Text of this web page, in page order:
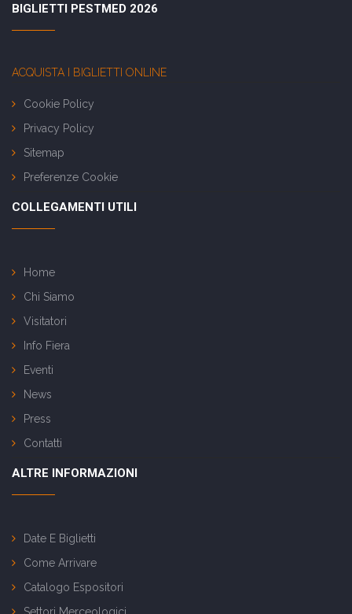
BIGLIETTI PESTMED 2026
ACQUISTA I BIGLIETTI ONLINE
Cookie Policy
Privacy Policy
Sitemap
Preferenze Cookie
COLLEGAMENTI UTILI
Home
Chi Siamo
Visitatori
Info Fiera
Eventi
News
Press
Contatti
ALTRE INFORMAZIONI
Date E Biglietti
Come Arrivare
Catalogo Espositori
Settori Merceologici